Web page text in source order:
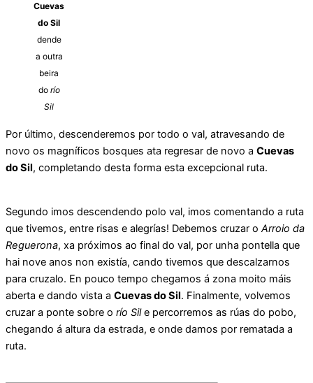
Cuevas
do Sil
dende
a outra
beira
do río
Sil
Por último, descenderemos por todo o val, atravesando de
novo os magníficos bosques ata regresar de novo a Cuevas
do Sil, completando desta forma esta excepcional ruta.
Segundo imos descendendo polo val, imos comentando a ruta
que tivemos, entre risas e alegrías! Debemos cruzar o Arroio da
Reguerona, xa próximos ao final do val, por unha pontella que
hai nove anos non existía, cando tivemos que descalzarnos
para cruzalo. En pouco tempo chegamos á zona moito máis
aberta e dando vista a Cuevas do Sil. Finalmente, volvemos
cruzar a ponte sobre o río Sile percorremos as rúas do pobo,
chegando á altura da estrada, e onde damos por rematada a
ruta.